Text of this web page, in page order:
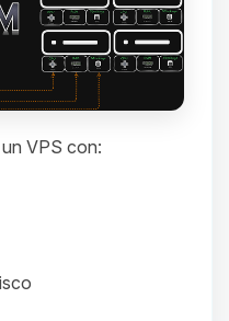
VPS con: